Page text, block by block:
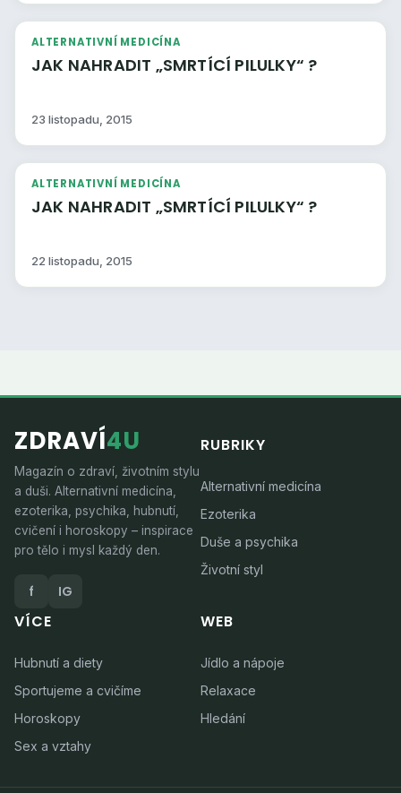
ALTERNATIVNÍ MEDICÍNA
JAK NAHRADIT „SMRTÍCÍ PILULKY“ ?
23 listopadu, 2015
ALTERNATIVNÍ MEDICÍNA
JAK NAHRADIT „SMRTÍCÍ PILULKY“ ?
22 listopadu, 2015
ZDRAVÍ4U
Magazín o zdraví, životním stylu
a duši. Alternativní medicína,
ezoterika, psychika, hubnutí,
cvičení i horoskopy – inspirace
pro tělo i mysl každý den.
f IG
RUBRIKY
Alternativní medicína
Ezoterika
Duše a psychika
Životní styl
VÍCE
Hubnutí a diety
Sportujeme a cvičíme
Horoskopy
Sex a vztahy
WEB
Jídlo a nápoje
Relaxace
Hledání